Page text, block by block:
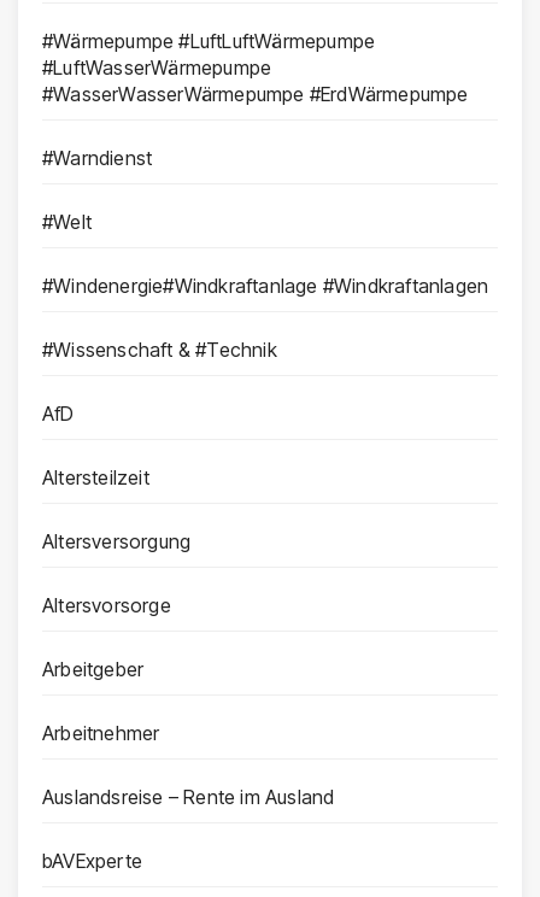
#Wärmepumpe #LuftLuftWärmepumpe
#LuftWasserWärmepumpe
#WasserWasserWärmepumpe #ErdWärmepumpe
#Warndienst
#Welt
#Windenergie#Windkraftanlage #Windkraftanlagen
#Wissenschaft & #Technik
AfD
Altersteilzeit
Altersversorgung
Altersvorsorge
Arbeitgeber
Arbeitnehmer
Auslandsreise – Rente im Ausland
bAVExperte